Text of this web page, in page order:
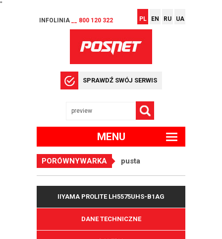
"
INFOLINIA __ 800 120 322 PL EN RU UA
SPRAWDŹ SWÓJ SERWIS
MENU
PORÓWNYWARKA pusta
IIYAMA PROLITE LH5575UHS-B1AG
DANE TECHNICZNE